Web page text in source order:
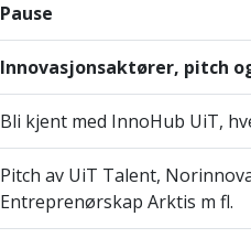
Pause
Innovasjonsaktører, pitch
Bli kjent med InnoHub UiT,
Pitch av UiT Talent,
Entreprenørskap Arktis m fl.